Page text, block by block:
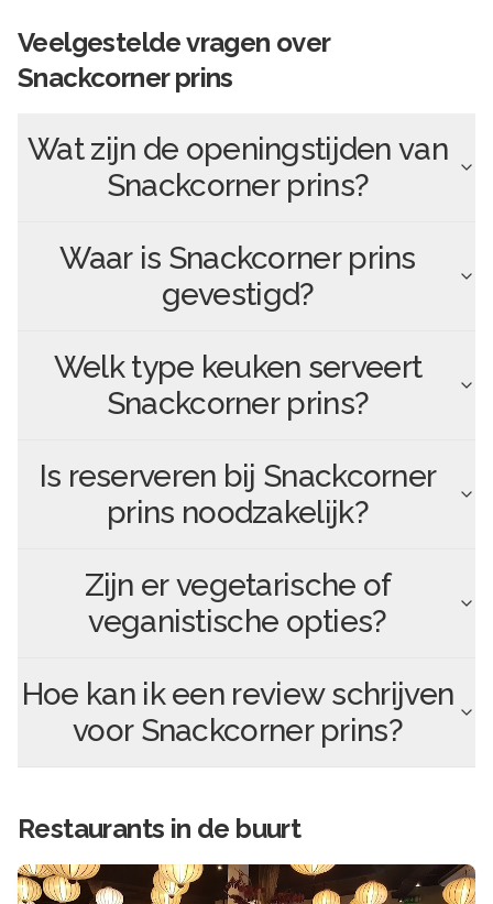
Veelgestelde vragen over
Snackcorner prins
Wat zijn de openingstijden van
Snackcorner prins?
Waar is Snackcorner prins
gevestigd?
Welk type keuken serveert
Snackcorner prins?
Is reserveren bij Snackcorner
prins noodzakelijk?
Zijn er vegetarische of
veganistische opties?
Hoe kan ik een review schrijven
voor Snackcorner prins?
Restaurants in de buurt